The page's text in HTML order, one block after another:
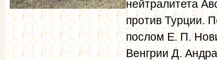
нейтралитета
против Турции.
послом Е. П.
Венгрии Д.